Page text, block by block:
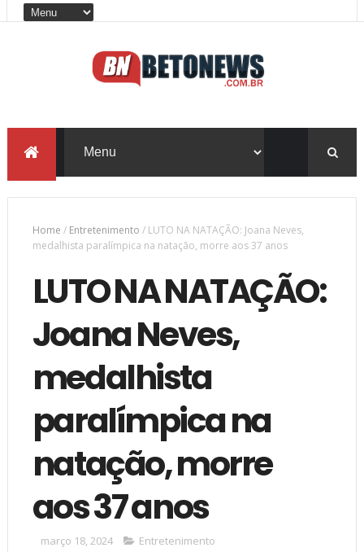
Home / Entretenimento / LUTO NA NATAÇÃO: Joana Neves,
medalhista paralímpica na natação, morre aos 37 anos
LUTO NA NATAÇÃO:
Joana Neves,
medalhista
paralímpica na
natação, morre
aos 37 anos
março 18, 2024 Entretenimento